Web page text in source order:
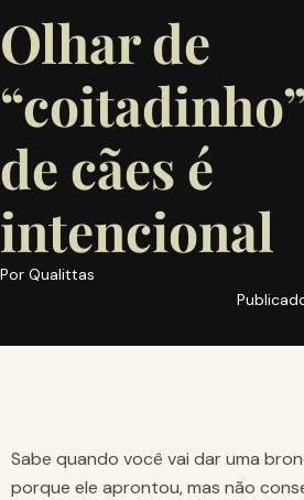
Olhar de
“coitadinho”
de cães é
intencional
Por Qualittas
Sabe quando você vai dar uma
porque ele aprontou, mas não